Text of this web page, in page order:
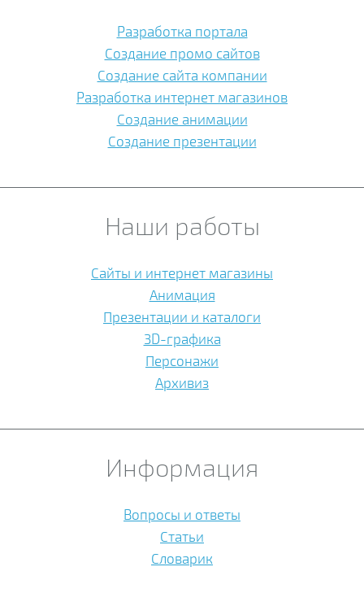
Разработка портала
Создание промо сайтов
Создание сайта компании
Разработка интернет магазинов
Создание анимации
Создание презентации
Наши работы
Сайты и интернет магазины
Анимация
Презентации и каталоги
3D-графика
Персонажи
Архивиз
Информация
Вопросы и ответы
Статьи
Словарик